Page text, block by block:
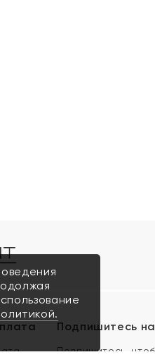
Подпишитесь
Подпишитесь,